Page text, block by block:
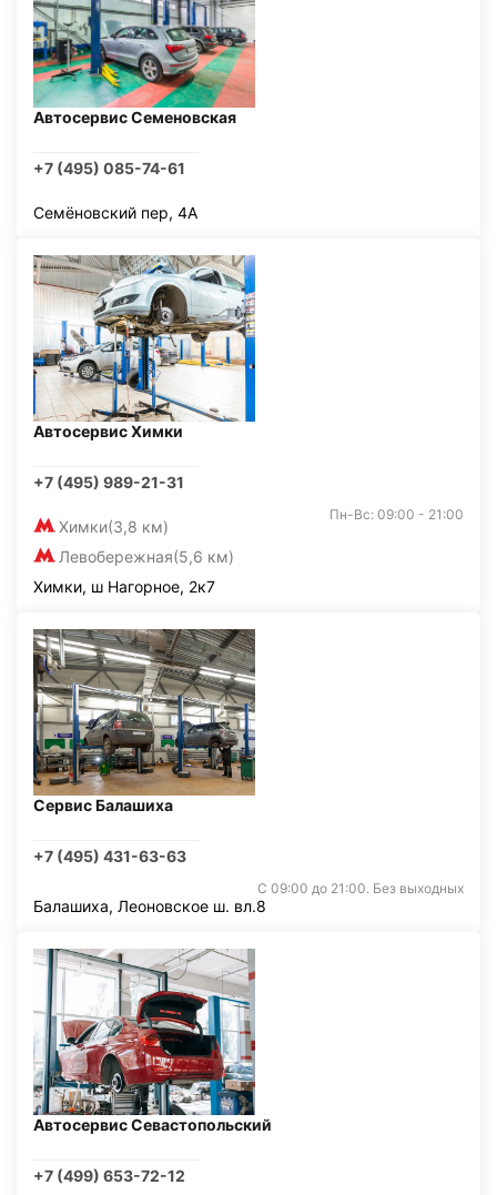
Автосервис Семеновская
+7 (495) 085-74-61
Семёновский пер, 4А
Автосервис Химки
+7 (495) 989-21-31
Химки(3,8 км)
Левобережная(5,6 км)
Пн-Вс: 09:00 - 21:00
Химки, ш Нагорное, 2к7
Сервис Балашиха
+7 (495) 431-63-63
С 09:00 до 21:00. Без выходных
Балашиха, Леоновское ш. вл.8
Автосервис Севастопольский
+7 (499) 653-72-12